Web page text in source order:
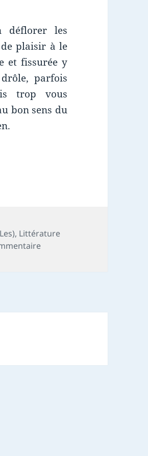
déflorer les
de plaisir à le
et fissurée y
parfois
trop vous
bon sens du
, Littérature
sur Chronique livre :